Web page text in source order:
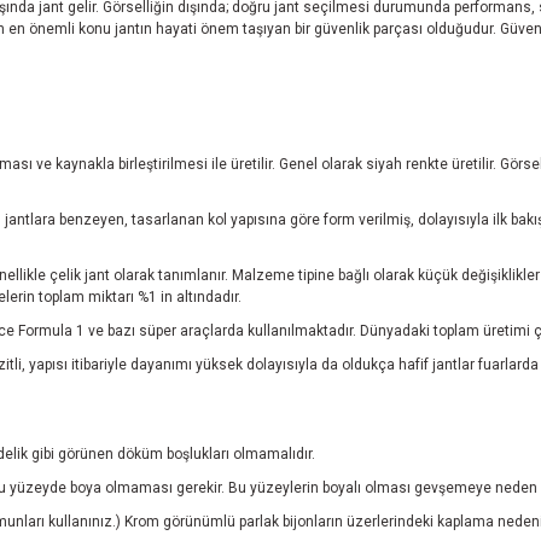
jant gelir. Görselliğin dışında; doğru jant seçilmesi durumunda
önemli konu jantın hayati önem taşıyan bir güvenlik parçası olduğudur.
ve kaynakla birleştirilmesi ile üretilir. Genel olarak siyah renkte üretilir.
benzeyen, tasarlanan kol yapısına göre form verilmiş, dolayısıyla ilk
çelik jant olarak tanımlanır. Malzeme tipine bağlı olarak küçük
toplam miktarı %1 in altındadır.
1 ve bazı süper araçlarda kullanılmaktadır. Dünyadaki toplam üretimi
yapısı itibariyle dayanımı yüksek dolayısıyla da oldukça hafif jantlar
gibi görünen döküm boşlukları olmamalıdır.
boya olmaması gerekir. Bu yüzeylerin boyalı olması gevşemeye neden
kullanınız.) Krom görünümlü parlak bijonların üzerlerindeki kaplama